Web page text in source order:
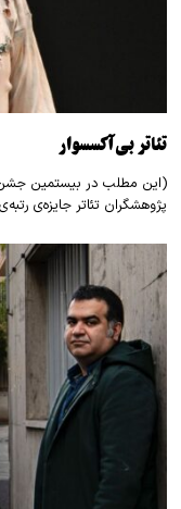
تئاتر بی‌آکسسوار
(این مطلب در بیستمین جشن
پژوهشگران تئاتر جایزه‌ی